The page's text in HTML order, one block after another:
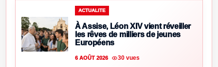
ACTUALITE
À Assise, Léon XIV vient réveiller
les rêves de milliers de jeunes
Européens
6 AOÛT 2026 30 vues